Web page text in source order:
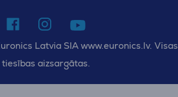
Latvia SIA www.euronics.lv. Visas
tiesības aizsargātas.